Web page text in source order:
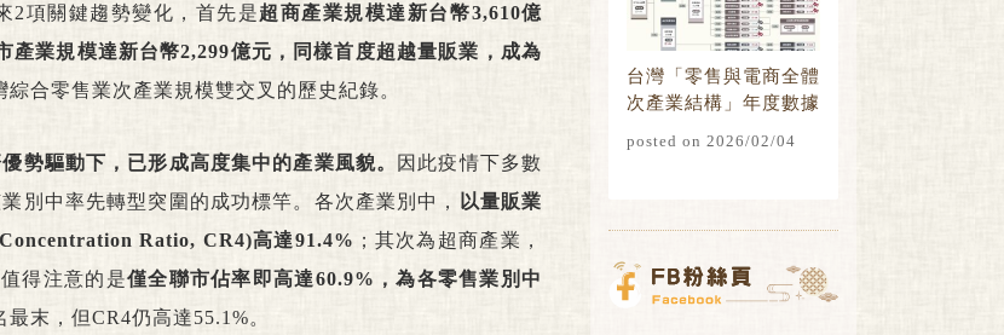
2項關鍵趨勢變化，首先是超商產業規模達新台幣3,610億
業規模達新台幣2,299億元，同樣首度超越量販業，成為
綜合零售業次產業規模雙交叉的歷史紀錄。
勢驅動下，已形成高度集中的產業風貌。
因此疫情下多數
別中率先轉型突圍的成功標竿。各次產業別中，
以量販業
Ratio, CR4)高達91.4% ；其次為超商產業，
得注意的是僅全聯市佔率即高達60.9%，為各零售業別中
末，但CR4仍高達55.1%。
台灣「零售與電商全體
次產業結構」年度數據
posted on 2026/02/04